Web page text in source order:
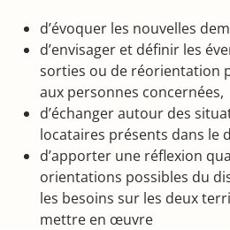
d’évoquer les nouvelles
d’envisager et définir les
sorties ou de réorientation
aux personnes concernées,
d’échanger autour des
locataires présents dans le
d’apporter une réflexion
orientations possibles du
les besoins sur les deux
mettre en œuvre